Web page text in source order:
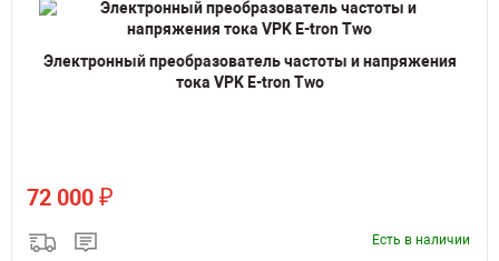
Электронный преобразователь частоты и напряжения
тока VPK E-tron Two
72 000 ₽
Есть в наличии